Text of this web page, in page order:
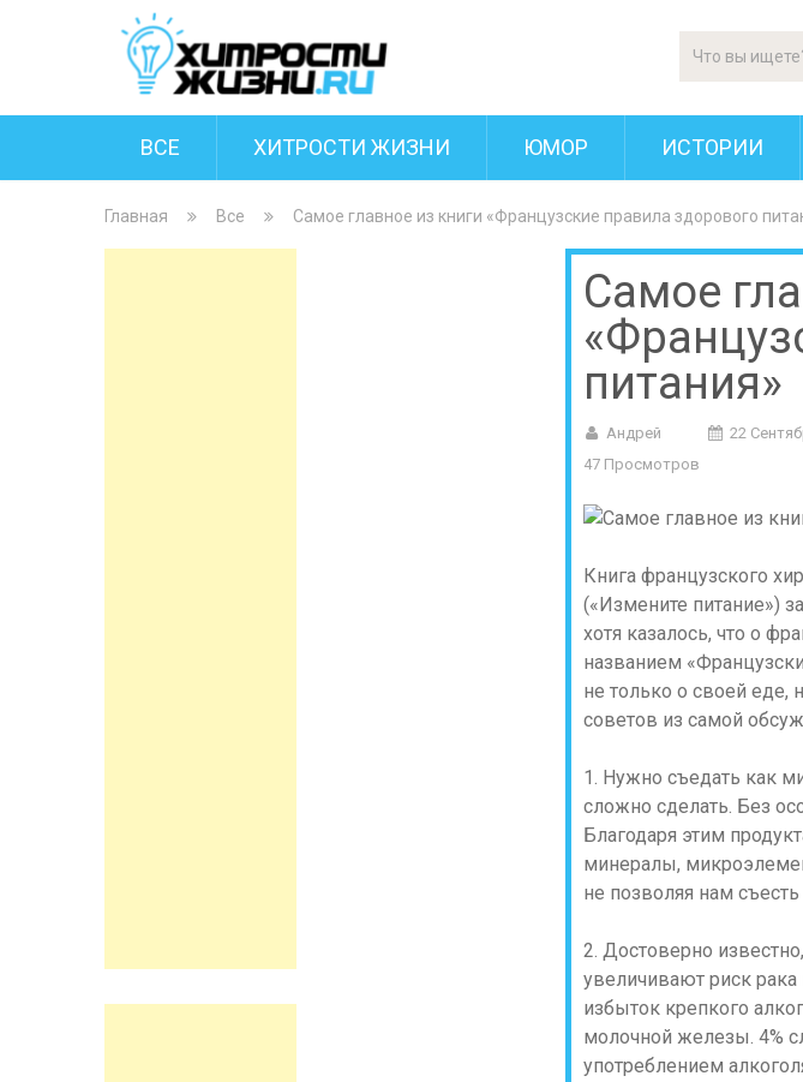
ВСЕ ХИТРОСТИ ЖИЗНИ ЮМОР ИСТОРИИ
Главная Все Самое главное из книги «Французские правила здорового
Самое
питания»
Андрей 22
47 Просмотров
Книга французского
(«Измените питание»)
хотя казалось, что о
названием
не только о своей
советов из самой
1. Нужно съедать как
сложно сделать. Без
Благодаря этим
минералы,
не позволяя нам
2. Достоверно
увеличивают риск рака
избыток крепкого
молочной железы. 4%
употреблением